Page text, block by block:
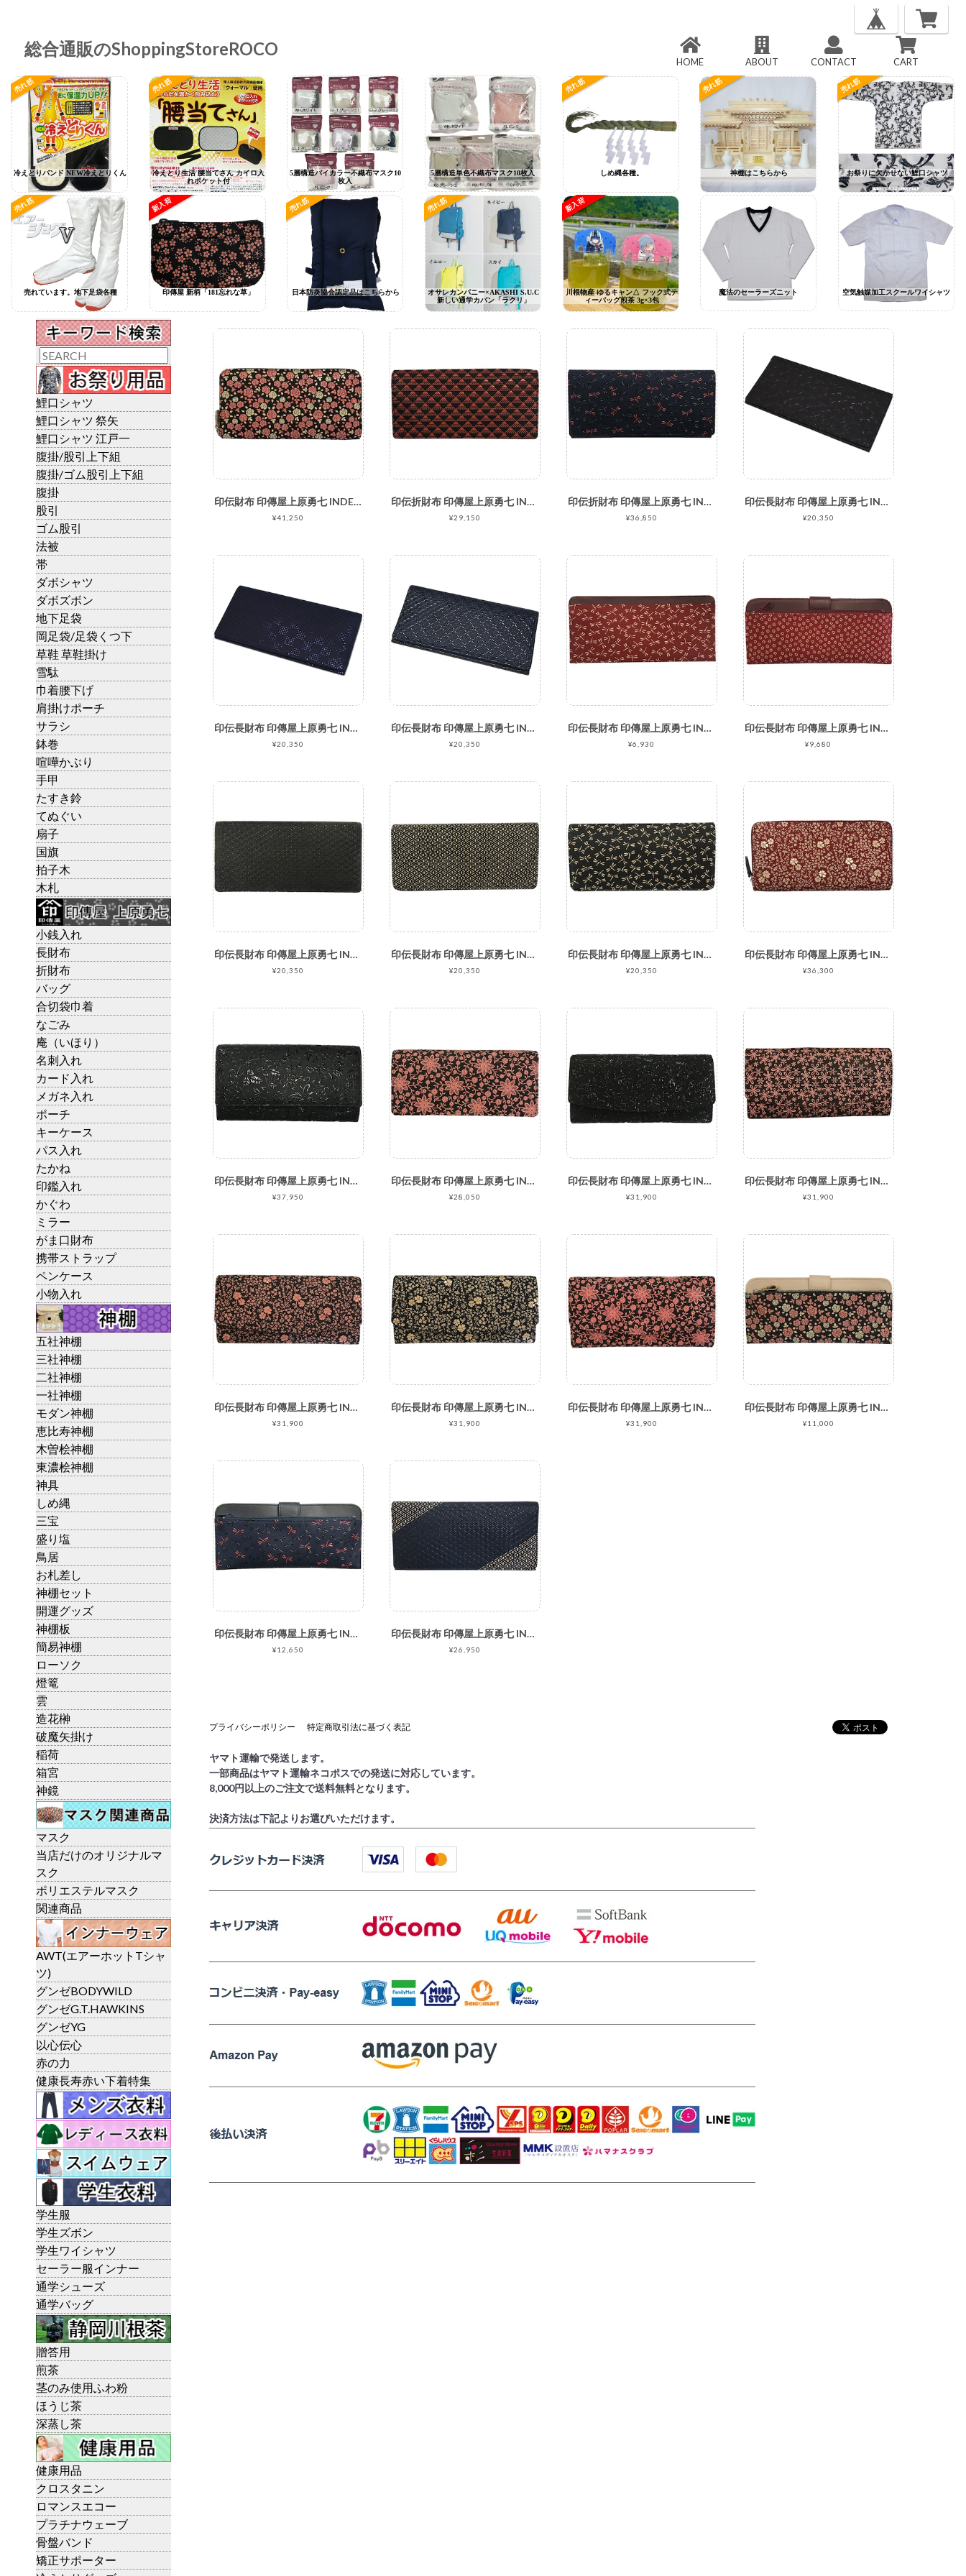
総合通販のShoppingStoreROCO
HOME ABOUT CONTACT CART
鯉口シャツ
鯉口シャツ 祭矢
鯉口シャツ 江戸一
腹掛/股引上下組
腹掛/ゴム股引上下組
腹掛
股引
ゴム股引
法被
帯
ダボシャツ
ダボズボン
地下足袋
岡足袋/足袋くつ下
草鞋 草鞋掛け
雪駄
巾着腰下げ
肩掛けポーチ
サラシ
鉢巻
喧嘩かぶり
手甲
たすき鈴
てぬぐい
扇子
国旗
拍子木
木札
小銭入れ
長財布
折財布
バッグ
合切袋巾着
なごみ
庵（いほり）
名刺入れ
カード入れ
メガネ入れ
ポーチ
キーケース
パス入れ
たかね
印鑑入れ
かぐわ
ミラー
がま口財布
携帯ストラップ
ペンケース
小物入れ
五社神棚
三社神棚
二社神棚
一社神棚
モダン神棚
恵比寿神棚
木曽桧神棚
東濃桧神棚
神具
しめ縄
三宝
盛り塩
鳥居
お札差し
神棚セット
開運グッズ
神棚板
簡易神棚
ローソク
燈篭
雲
造花榊
破魔矢掛け
稲荷
箱宮
神鏡
マスク
当店だけのオリジナルマ
スク
ポリエステルマスク
関連商品
AWT(エアーホットTシャ
ツ)
グンゼBODYWILD
グンゼG.T.HAWKINS
グンゼYG
以心伝心
赤の力
健康長寿赤い下着特集
学生服
学生ズボン
学生ワイシャツ
セーラー服インナー
通学シューズ
通学バッグ
贈答用
煎茶
茎のみ使用ふわ粉
ほうじ茶
深蒸し茶
健康用品
クロスタニン
ロマンスエコー
プラチナウェーブ
骨盤バンド
矯正サポーター
印伝財布 印傳屋上原勇七 INDEN-YA かぐわ No.8405束入れ 日本製 鹿革 薔薇 バラ 黒地ピンク白漆
¥41,250
印伝折財布 印傳屋上原勇七 INDEN-YA たかね No.2808束入れ 黒地赤漆
¥29,150
印伝折財布 印傳屋上原勇七 INDEN-YA なごみ No.7520束入れ
¥36,850
印伝長財布 印傳屋上原勇七 INDEN-YA No.2103束入れ 008とんぼ 黒地黒漆
¥20,350
印伝長財布 印傳屋上原勇七 INDEN-YA No.2103束入れ 167変わり市松小 紺地黒漆
¥20,350
印伝長財布 印傳屋上原勇七 INDEN-YA No.2103束入れ 179七宝繋ぎ 紺地黒漆
¥20,350
印伝長財布 印傳屋上原勇七 INDEN-YA No.2105束入れ 008とんぼ 赤地白漆
¥6,930
印伝長財布 印傳屋上原勇七 INDEN-YA No.2107束入れ 002小桜 赤地白漆
¥9,680
印伝長財布 印傳屋上原勇七 INDEN-YA No.2110束入れ 007ひょうたん 黒地黒漆
¥20,350
印伝長財布 印傳屋上原勇七 INDEN-YA No.2110束入れ 007ひょうたん 黒地白漆
¥20,350
印伝長財布 印傳屋上原勇七 INDEN-YA No.2110束入れ 008とんぼ 黒地白漆 日本製 鹿革 ディアースキン レザーウォレット さいふ サイフ
¥20,350
印伝長財布 印傳屋上原勇七 INDEN-YA No.2111束入れ 166アメリカンブルー 赤地白漆
¥36,300
印伝長財布 印傳屋上原勇七 INDEN-YA No.2306束入れ 041花唐草 黒地黒漆
¥37,950
印伝長財布 印傳屋上原勇七 INDEN-YA No.2308束入れ 169クレマチス 黒地ピンク漆
¥28,050
印伝長財布 印傳屋上原勇七 INDEN-YA No.2314束入れ 041花唐草 黒地黒漆
¥31,900
印伝長財布 印傳屋上原勇七 INDEN-YA No.2314束入れ 160雪割草 黒地ピンク漆
¥31,900
印伝長財布 印傳屋上原勇七 INDEN-YA No.2314束入れ 166アメリカンブルー 黒地ピンク漆
¥31,900
印伝長財布 印傳屋上原勇七 INDEN-YA No.2314束入れ 166アメリカンブルー 紺地白漆
¥31,900
印伝長財布 印傳屋上原勇七 INDEN-YA No.2314束入れ 169クレマチス 黒地ピンク漆
¥31,900
印伝長財布 印傳屋上原勇七 INDEN-YA かぐわ No.8402束入れ 日本製 鹿革 薔薇 バラ 黒地ピンク白漆
¥11,000
印伝長財布 印傳屋上原勇七 INDEN-YA なごみ No.7512束入れ
¥12,650
印伝長財布 印傳屋上原勇七 INDEN-YA 庵(いほり) No.8211束入れ
¥26,950
プライバシーポリシー 特定商取引法に基づく表記
ヤマト運輸で発送します。
一部商品はヤマト運輸ネコポスでの発送に対応しています。
8,000円以上のご注文で送料無料となります。
決済方法は下記よりお選びいただけます。